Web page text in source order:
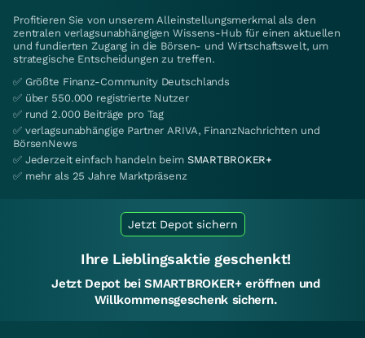
Profitieren Sie von unserem Alleinstellungsmerkmal als den
zentralen verlagsunabhängigen Wissens-Hub für einen aktuellen
und fundierten Zugang in die Börsen- und Wirtschaftswelt, um
strategische Entscheidungen zu treffen.
✅ Größte Finanz-Community Deutschlands
✅ über 550.000 registrierte Nutzer
✅ rund 2.000 Beiträge pro Tag
✅ verlagsunabhängige Partner ARIVA, FinanzNachrichten und
BörsenNews
✅ Jederzeit einfach handeln beim SMARTBROKER+
✅ mehr als 25 Jahre Marktpräsenz
Jetzt Depot sichern
Ihre Lieblingsaktie geschenkt!
Jetzt Depot bei SMARTBROKER+ eröffnen und
Willkommensgeschenk sichern.